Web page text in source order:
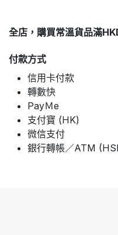
全店，購買常溫貨品滿
付款方式
信用卡付款
轉數快
PayＭe
支付寶 (HK)
微信支付
銀行轉帳／ATM